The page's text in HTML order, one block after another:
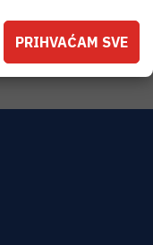
PRIHVAĆAM SVE